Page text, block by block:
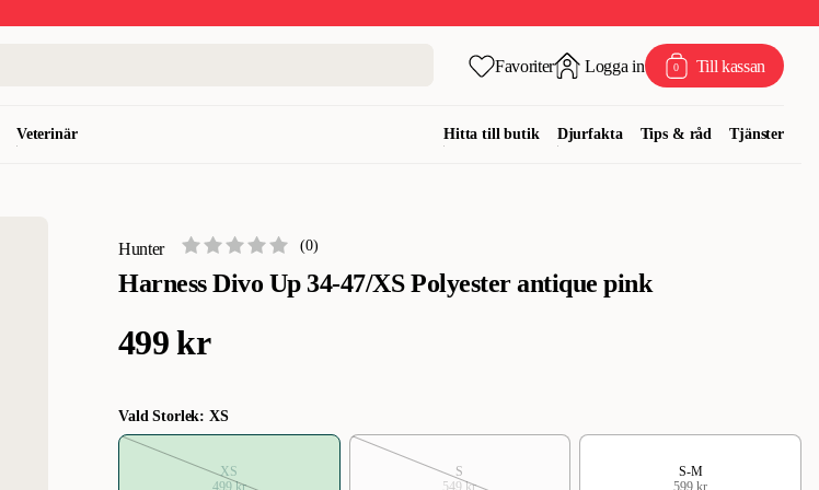
Favoriter Logga in 0 Till kassan
Veterinär Hitta till butik Djurfakta Tips & råd Tjänster
Hunter
Harness Divo Up 34-47/XS Polyester antique pink
(0)
499 kr
Vald Storlek: XS
XS
499 kr
S
549 kr
S-M
599 kr